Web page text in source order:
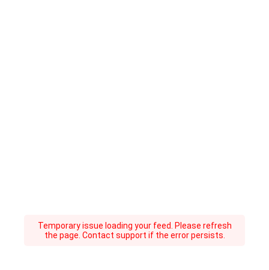
Temporary issue loading your feed. Please refresh
the page. Contact support if the error persists.